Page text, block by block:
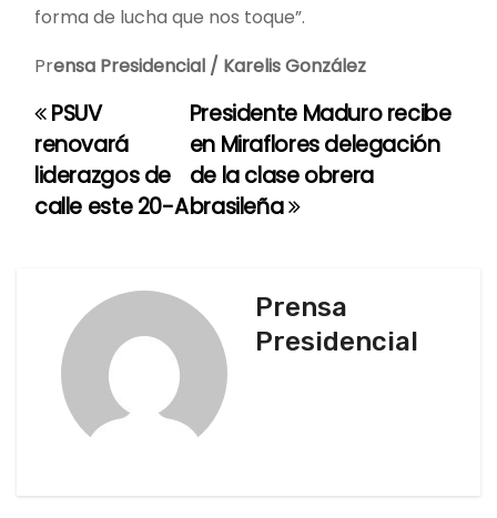
forma de lucha que nos toque”.
Prensa Presidencial / Karelis González
N
a
v
Presidente Maduro recibe
en Miraflores delegación
de la clase obrera
brasileña
PSUV
renovará
liderazgos de
calle este 20-A
Prensa
Presidencial